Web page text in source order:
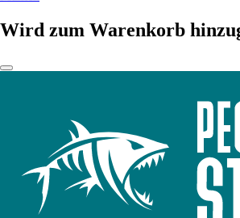
Wird zum Warenkorb